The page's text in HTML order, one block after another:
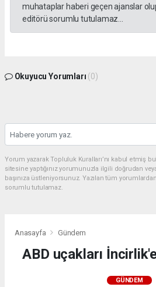
muhataplar haberi geçen ajanslar
editörü sorumlu tutulamaz...
Okuyucu Yorumları (0)
Yorum yazarak Topluluk Kuralları’nı kabul etmiş
sitesine yaptığınız yorumunuzla ilgili doğrudan
başınıza üstleniyorsunuz. Yazılan tüm
sorumlu tutulamaz.
Anasayfa Gündem
ABD uçakları
GÜNDEM